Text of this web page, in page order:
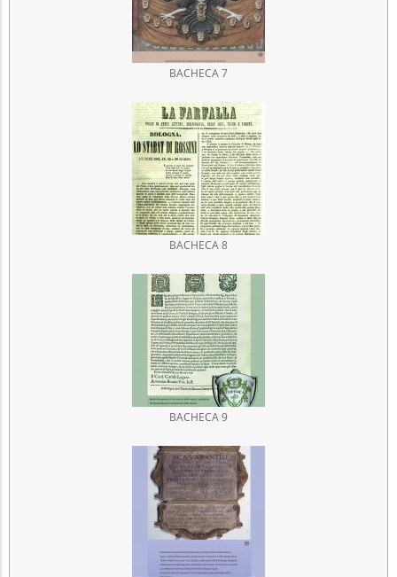
BACHECA 7
BACHECA 8
BACHECA 9